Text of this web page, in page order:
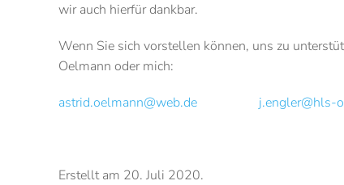
wir auch hierfür dankbar.
Wenn Sie sich vorstellen können, uns zu
Oelmann oder mich:
astrid.oelmann@web.de j.engler@hls-
Erstellt am 20. Juli 2020.